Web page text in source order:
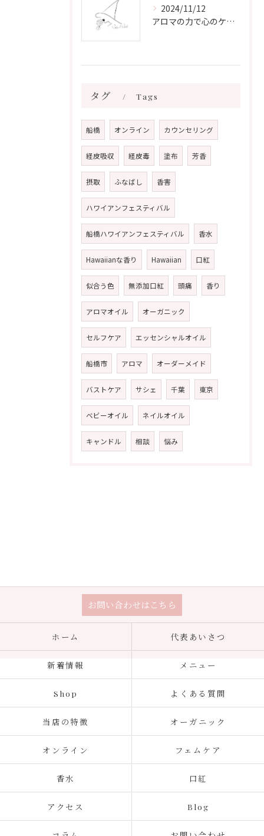
2024/11/12
アロマの力で心のケアをする方法
タグ Tags
船橋 オンライン カウンセリング
経皮吸収 経皮毒 塗布 芳香
摂取 ふなばし 香害
ハワイアンフェスティバル
船橋ハワイアンフェスティバル 香水
Hawaiianな香り Hawaiian 口紅
似合う色 無添加口紅 頭痛 香り
アロマオイル オーガニック
セルフケア エッセンシャルオイル
船橋市 アロマ オーダーメイド
バストケア サシェ 千葉 東京
ベビーオイル ネイルオイル
キャンドル 相談 悩み
お問い合わせはこちら
ホーム 代表あいさつ
新着情報 メニュー
Shop よくある質問
当店の特徴 オーガニック
オンライン フェムケア
香水 口紅
アクセス Blog